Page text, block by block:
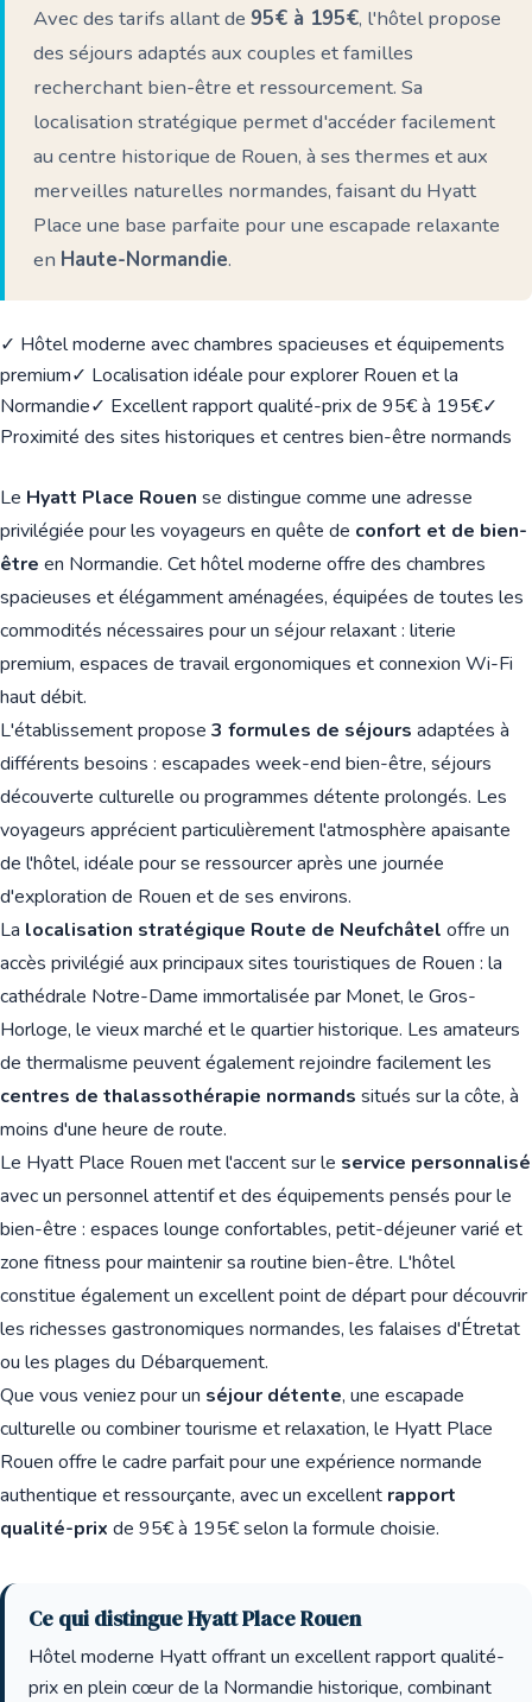
Avec des tarifs allant de 95€ à 195€, l'hôtel propose
des séjours adaptés aux couples et familles
recherchant bien-être et ressourcement. Sa
localisation stratégique permet d'accéder facilement
au centre historique de Rouen, à ses thermes et aux
merveilles naturelles normandes, faisant du Hyatt
Place une base parfaite pour une escapade relaxante
en Haute-Normandie.
✓ Hôtel moderne avec chambres spacieuses et équipements
premium✓ Localisation idéale pour explorer Rouen et la
Normandie✓ Excellent rapport qualité-prix de 95€ à 195€✓
Proximité des sites historiques et centres bien-être normands
Le Hyatt Place Rouen se distingue comme une adresse
privilégiée pour les voyageurs en quête de confort et de bien-
être en Normandie. Cet hôtel moderne offre des chambres
spacieuses et élégamment aménagées, équipées de toutes les
commodités nécessaires pour un séjour relaxant : literie
premium, espaces de travail ergonomiques et connexion Wi-Fi
haut débit.
L'établissement propose 3 formules de séjours adaptées à
différents besoins : escapades week-end bien-être, séjours
découverte culturelle ou programmes détente prolongés. Les
voyageurs apprécient particulièrement l'atmosphère apaisante
de l'hôtel, idéale pour se ressourcer après une journée
d'exploration de Rouen et de ses environs.
La localisation stratégique Route de Neufchâtel offre un
accès privilégié aux principaux sites touristiques de Rouen : la
cathédrale Notre-Dame immortalisée par Monet, le Gros-
Horloge, le vieux marché et le quartier historique. Les amateurs
de thermalisme peuvent également rejoindre facilement les
centres de thalassothérapie normands situés sur la côte, à
moins d'une heure de route.
Le Hyatt Place Rouen met l'accent sur le service personnalisé
avec un personnel attentif et des équipements pensés pour le
bien-être : espaces lounge confortables, petit-déjeuner varié et
zone fitness pour maintenir sa routine bien-être. L'hôtel
constitue également un excellent point de départ pour découvrir
les richesses gastronomiques normandes, les falaises d'Étretat
ou les plages du Débarquement.
Que vous veniez pour un séjour détente, une escapade
culturelle ou combiner tourisme et relaxation, le Hyatt Place
Rouen offre le cadre parfait pour une expérience normande
authentique et ressourçante, avec un excellent rapport
qualité-prix de 95€ à 195€ selon la formule choisie.
Ce qui distingue Hyatt Place Rouen
Hôtel moderne Hyatt offrant un excellent rapport qualité-
prix en plein cœur de la Normandie historique, combinant